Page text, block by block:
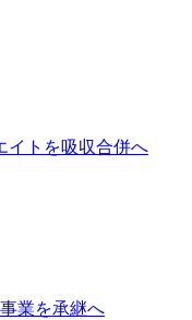
イトを吸収合併へ
業を承継へ